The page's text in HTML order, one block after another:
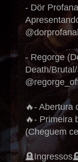
- Dör
- Regorge
Death/
🔥- Abertura
🔥- Primeira
(Cheguem